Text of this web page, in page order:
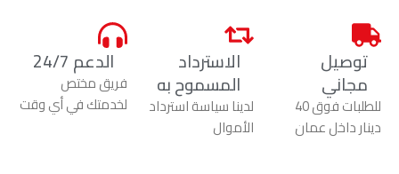
توصيل
مجاني
للطلبات فوق 40
دينار داخل عمان
الاسترداد
المسموح به
لدينا سياسة استرداد
الأموال
الدعم 24/7
فريق مختص
لخدمتك في أي وقت